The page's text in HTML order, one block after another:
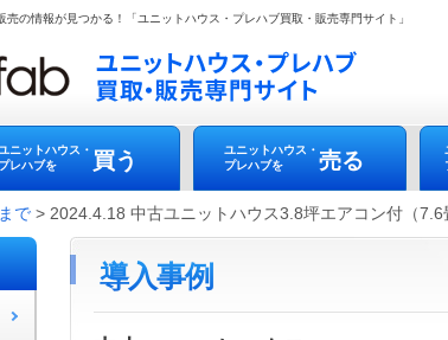
の情報が見つかる！「ユニットハウス・プレハブ買取・販売専門サイト」
ニットハウス・
プレハブを
買う
ユニットハウス・
プレハブを
売る
で > 2024.4.18 中古ユニットハウス3.8坪エアコン付（7.6
導入事例